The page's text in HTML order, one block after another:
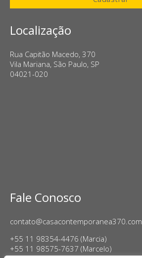
Localização
Rua Capitão Macedo, 370
Vila Mariana, São Paulo, SP
04021-020
Fale Conosco
contato@casacontemporanea370.com
+55 11 98354-4476 (Marcia)
+55 11 98575-7637 (Marcelo)